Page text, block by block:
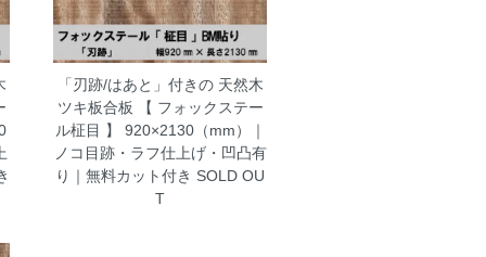
「刃跡/はあと」付きの 天然木
ツキ板合板 【 フォックステー
ル柾目 】 920×2130（mm）｜
ノコ目跡・ラフ仕上げ・凹凸有
り｜無料カット付き SOLD OU
T